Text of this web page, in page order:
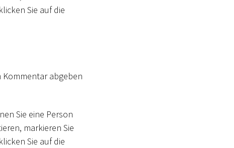
Sie auf die
Kommentar abgeben
Sie eine Person
markieren Sie
Sie auf die